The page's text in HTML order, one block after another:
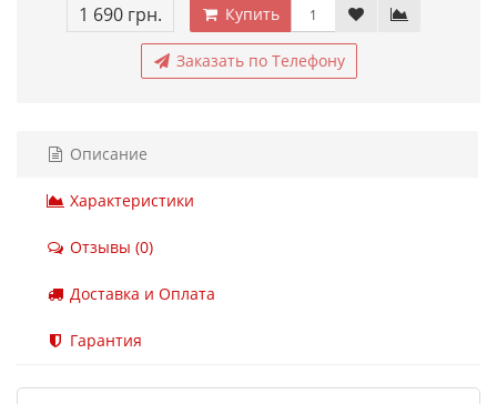
1 690 грн. Купить
Заказать по Телефону
Описание
Характеристики
Отзывы (0)
Доставка и Оплата
Гарантия